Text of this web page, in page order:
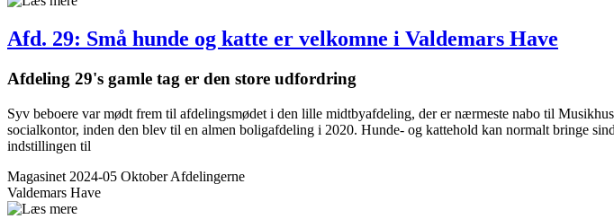
Afd. 29: Små hunde og katte er velkomne i Valdemars Have
Afdeling 29's gamle tag er den store udfordring
Syv beboere var mødt frem til afdelingsmødet i den lille midtbyafdeling, der er nærmeste nabo til
socialkontor, inden den blev til en almen boligafdeling i 2020. Hunde- og kattehold kan normalt bringe
indstillingen til
Magasinet 2024-05 Oktober Afdelingerne
Valdemars Have